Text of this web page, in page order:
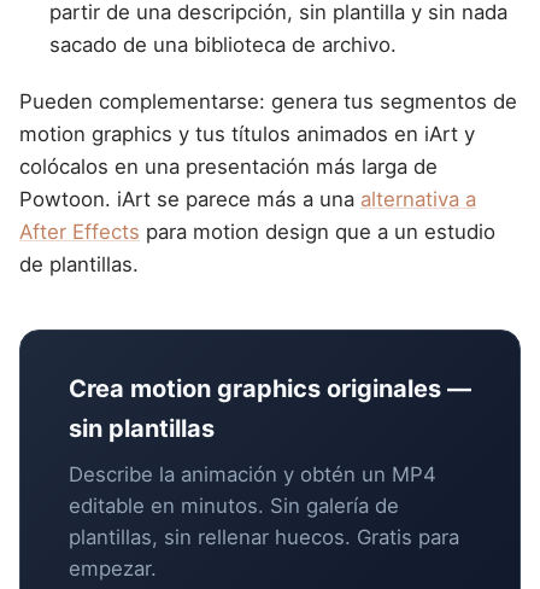
partir de una descripción, sin plantilla y sin nada
sacado de una biblioteca de archivo.
Pueden complementarse: genera tus segmentos de
motion graphics y tus títulos animados en iArt y
colócalos en una presentación más larga de
Powtoon. iArt se parece más a una alternativa a
After Effects para motion design que a un estudio
de plantillas.
Crea motion graphics originales —
sin plantillas
Describe la animación y obtén un MP4
editable en minutos. Sin galería de
plantillas, sin rellenar huecos. Gratis para
empezar.